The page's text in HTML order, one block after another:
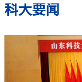
科大要闻